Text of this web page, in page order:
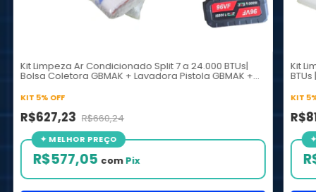
Kit Limpeza Ar Condicionado Split 7 a 24.000 BTUs|
Bolsa Coletora GBMAK + Lavadora Pistola GBMAK +
KIT 5% OFF
R$627,23 R$660,24
R$577,05 comPix
Kit
KIT